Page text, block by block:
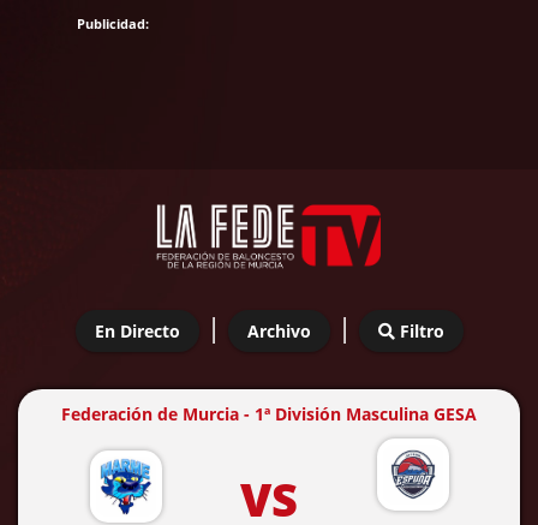
En Directo | Archivo | Filtro
Federación de Murcia - 1ª División Masculina GESA
VS